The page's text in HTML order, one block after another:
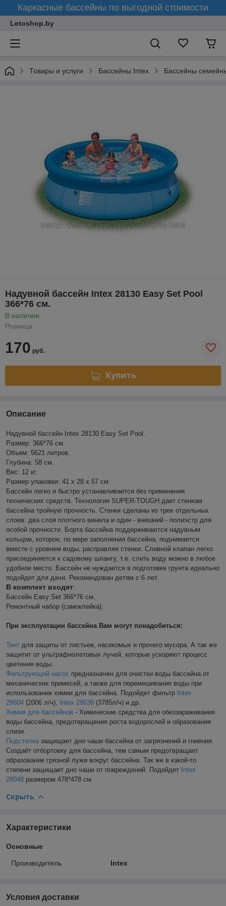
Каркасные бассейны по выгодной стоимости
Letoshop.by
Товары и услуги Бассейны Intex Бассейны
Надувной бассейн Intex 28130 Easy Set Pool
366*76 см.
В наличии
Розница
170 руб.
Купить
Описание
Надувной бассейн Intex 28130 Easy Set Pool.
Размер: 366*76 см.
Объем: 5621 литров.
Глубина: 58 см.
Вес: 12 кг.
Размер упаковки: 41 х 28 х 57 см.
Бассейн легко и быстро устанавливается без применения
технических средств. Технология SUPER-TOUGH дает стенкам
бассейна тройную прочность. Стенки сделаны из трех отдельных
слоев: два слоя плотного винила и один - внешний - полиэстр для
особой прочности. Борта бассейна поддерживаются надувным
кольцом, которое, по мере заполнения бассейна, поднимается
вместе с уровнем воды, расправляя стенки. Сливной клапан легко
присоединяется к садовому шлангу, т.е. слить воду можно в любое
удобное место. Бассейн не нуждается в подготовке грунта идеально
подойдет для дачи. Рекомендован детям с 6 лет.
В комплект входят:
Бассейн Easy Set 366*76 см.
Ремонтный набор (самоклейка).
При эксплуатации бассейна Вам могут понадобиться:
Тент для защиты от листьев, насекомых и прочего мусора. А так же
защитит от ультрафиолетовых лучей, которые ускоряют процесс
цветения воды.
Фильтрующий насос предназначен для очистки воды бассейна от
механических примесей, а также для перемешивания воды при
использовании химии для бассейна. Подойдет фильтр Intex
28604 (2006 л/ч), Intex 28638 (3785л/ч) и др.
Химия для бассейнов - Химические средства для обеззараживания
воды бассейна, предотвращения роста водорослей и образования
слизи.
Подстилка защищает дно чаши бассейна от загрязнений и гниения.
Создаёт отбортовку для бассейна, тем самым предотвращает
образование грязной лужи вокруг бассейна. Так же в какой-то
степени защищает дно чаши от повреждений. Подойдет Intex
28048 размером 478*478 см.
Скрыть
Характеристики
Основные
Производитель Intex
Условия доставки